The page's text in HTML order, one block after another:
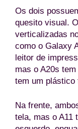
Os dois
quesito visual.
verticalizadas
como o Galaxy
leitor de
mas o A20s
tem um plástico
Na frente,
tela, mas o A11